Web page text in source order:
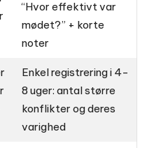
“Hvor effektivt var
mødet?” + korte
noter
Enkel registrering i 4-
8 uger: antal større
konflikter og deres
varighed